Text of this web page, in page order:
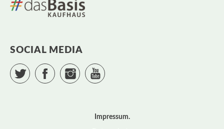
SOCIAL MEDIA
Twitter Facebook Instagram
Impressum